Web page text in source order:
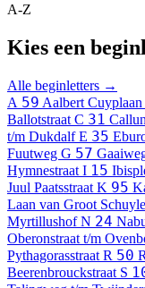
A-Z
Kies een
Alle beginletters →
A 59 Aalbert
Ballotstraat C 31
t/m DukdalfE 35
Fuutweg G 57
Hymnestraat I 15
Juul Paatsstraat K 95
Laan van Groot
MyrtillushofN 24
Oberonstraat t/m
Pythagorasstraat R 50
Beerenbrouckstraat S